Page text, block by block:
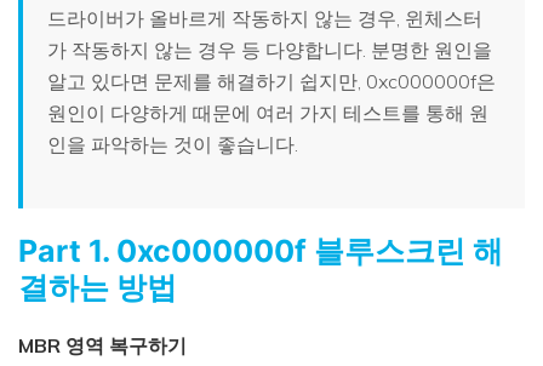
드라이버가 올바르게 작동하지 않는 경우, 윈체스터
가 작동하지 않는 경우 등 다양합니다. 분명한 원인을
알고 있다면 문제를 해결하기 쉽지만, 0xc000000f은
원인이 다양하게 때문에 여러 가지 테스트를 통해 원
인을 파악하는 것이 좋습니다.
Part 1. 0xc000000f 블루스크린 해
결하는 방법
MBR 영역 복구하기